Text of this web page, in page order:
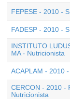
FEPESE - 2010 -
FADESP - 2010 -
INSTITUTO
MA - Nutricionista
ACAPLAM - 2010
CERCON - 2010 -
Nutricionista